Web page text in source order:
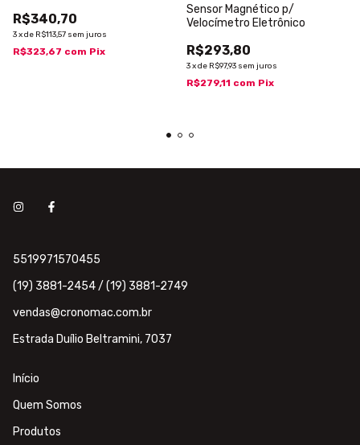
R$340,70
3xde R$113,57 sem juros
R$323,67 com Pix
Sensor Magnético p/
Velocímetro Eletrônico
R$293,80
3xde R$97,93 sem juros
R$279,11 com Pix
5519971570455
(19) 3881-2454 / (19) 3881-2749
vendas@cronomac.com.br
Estrada Duílio Beltramini, 7037
Início
Quem Somos
Produtos